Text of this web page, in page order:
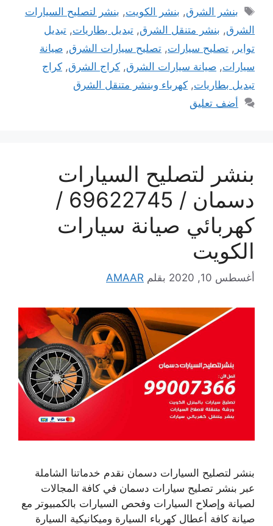
الوسوم
بنشر الشرق, بنشر الكويت, بنشر لتصليح السيارات
الشرق, بنشر متنقل الشرق, تبديل بطاريات, تبديل
تواير , تصليح سيارات, تصليح سيارات الشرق, صيانة
سيارات, صيانة سيارات الشرق, كراج الشرق, كراج
تبديل بطاريات, كهرباء وبنشر متنقل الشرق
أضف تعليق
بنشر لتصليح السيارات
دسمان / 69622745 /
كهربائي صيانة سيارات
الكويت
أغسطس 10, 2020 بقلم AMAAR
بنشر لتصليح السيارات دسمان نقدم خدماتنا الشاملة
عبر بنشر تصليح سيارات دسمان في كافة المجالات
لصيانة وإصلاح السيارات وفحص السيارات بالكمبيوتر مع
صيانة كافة أعطال كهرباء السيارة وميكانيكية السيارة